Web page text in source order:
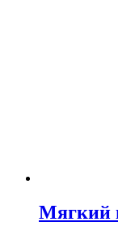
Мягкий